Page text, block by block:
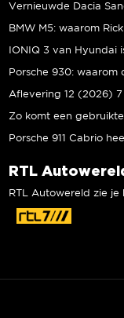
IONIQ 3 van Hyundai
Aflevering 12 (2026) 7
RTL
RTL Autowereld zie je